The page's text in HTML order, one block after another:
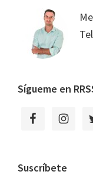
Sígueme en
Suscríbete